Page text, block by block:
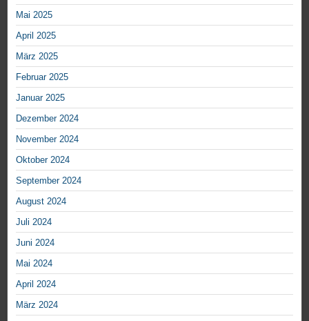
Mai 2025
April 2025
März 2025
Februar 2025
Januar 2025
Dezember 2024
November 2024
Oktober 2024
September 2024
August 2024
Juli 2024
Juni 2024
Mai 2024
April 2024
März 2024